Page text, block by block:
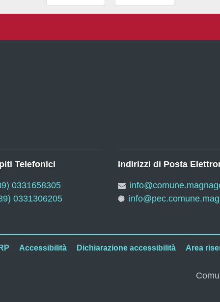
Telefonici
0331658305
0331306205
Indirizzi di Posta
Accessibilità Dichiarazione accessibilità Area